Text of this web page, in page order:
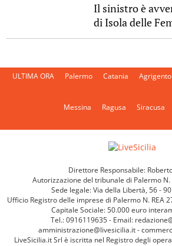
Il sinistro è
di Isola delle
ULTIMA ORA Palermo Catania Agrigento
Messina Ragusa Siracusa
Direttore Responsabile:
Autorizzazione del tribunale di Palermo
Sede legale: Via della Libertà, 56 -
Ufficio Registro delle imprese di Palermo N. REA
Capitale Sociale: 50.000 euro
Tel.: 0916119635 - Email:
amministrazione@livesicilia.it -
LiveSicilia.it Srl è iscritta nel Registro degli